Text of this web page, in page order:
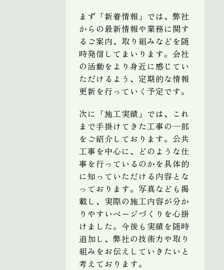
まず「新着情報」では、弊社
からの最新情報や業務に関す
るご案内、取り組みなどを随
時発信してまいります。会社
の活動をより身近に感じてい
ただけるよう、定期的な情報
更新を行っていく予定です。
次に「施工実績」では、これ
まで手掛けてきた工事の一部
をご紹介しております。公共
工事を中心に、どのような仕
事を行っているのかを具体的
に知っていただける内容とな
っております。写真なども掲
載し、実際の施工内容が分か
りやすいページづくりを心掛
けました。今後も実績を随時
追加し、弊社の技術力や取り
組みをお伝えしていきたいと
考えております。